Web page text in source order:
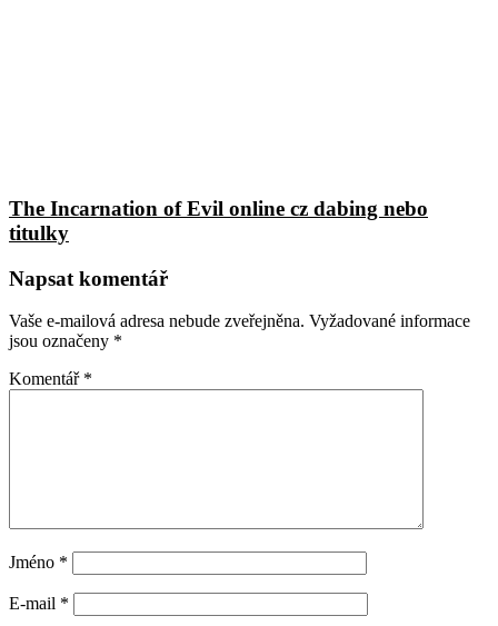
The Incarnation of Evil online cz dabing nebo
titulky
Napsat komentář
Vaše e-mailová adresa nebude zveřejněna. Vyžadované informace
jsou označeny *
Komentář *
Jméno *
E-mail *